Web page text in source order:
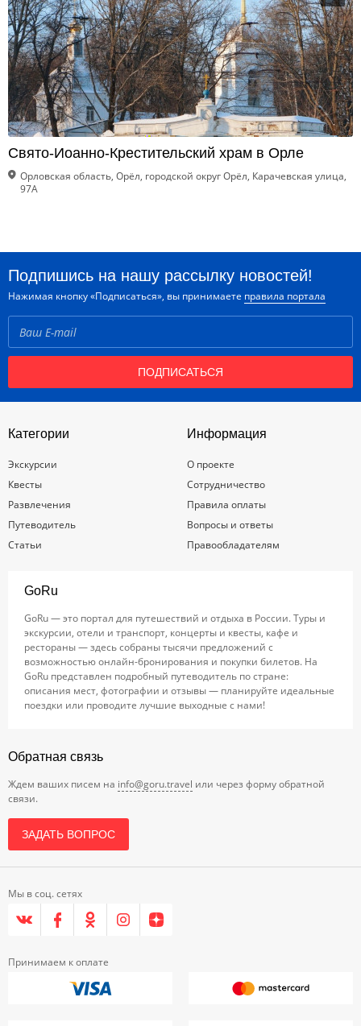
Свято-Иоанно-Крестительский храм в Орле
Орловская область, Орёл, городской округ Орёл, Карачевская улица,
97А
Подпишись на нашу рассылку новостей!
Нажимая кнопку «Подписаться», вы принимаете правила портала
ПОДПИСАТЬСЯ
Категории
Экскурсии
Квесты
Развлечения
Путеводитель
Статьи
Информация
О проекте
Сотрудничество
Правила оплаты
Вопросы и ответы
Правообладателям
GoRu
GoRu — это портал для путешествий и отдыха в России. Туры и
экскурсии, отели и транспорт, концерты и квесты, кафе и
рестораны — здесь собраны тысячи предложений с
возможностью онлайн-бронирования и покупки билетов. На
GoRu представлен подробный путеводитель по стране:
описания мест, фотографии и отзывы — планируйте идеальные
поездки или проводите лучшие выходные с нами!
Обратная связь
Ждем ваших писем на info@goru.travel или через форму обратной
связи.
ЗАДАТЬ ВОПРОС
Мы в соц. сетях
Принимаем к оплате